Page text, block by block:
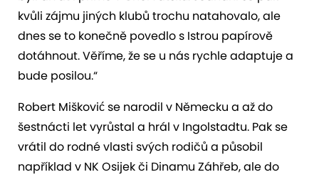
kvůli zájmu jiných klubů trochu natahovalo, ale
dnes se to konečně povedlo s Istrou papírově
dotáhnout. Věříme, že se u nás rychle adaptuje a
bude posilou.“
Robert Mišković se narodil v Německu a až do
šestnácti let vyrůstal a hrál v Ingolstadtu. Pak se
vrátil do rodné vlasti svých rodičů a působil
například v NK Osijek či Dinamu Záhřeb, ale do